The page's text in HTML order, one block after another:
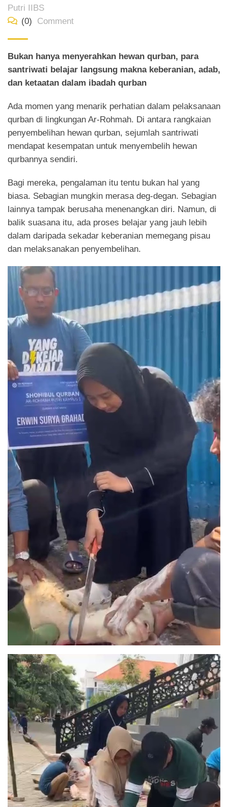
Putri IIBS
(0)
Comment
Bukan hanya menyerahkan hewan qurban, para
santriwati belajar langsung makna keberanian, adab,
dan ketaatan dalam ibadah qurban
Ada momen yang menarik perhatian dalam pelaksanaan
qurban di lingkungan Ar-Rohmah. Di antara rangkaian
penyembelihan hewan qurban, sejumlah santriwati
mendapat kesempatan untuk menyembelih hewan
qurbannya sendiri.
Bagi mereka, pengalaman itu tentu bukan hal yang
biasa. Sebagian mungkin merasa deg-degan. Sebagian
lainnya tampak berusaha menenangkan diri. Namun, di
balik suasana itu, ada proses belajar yang jauh lebih
dalam daripada sekadar keberanian memegang pisau
dan melaksanakan penyembelihan.